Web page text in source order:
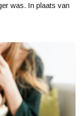
was. In plaats van